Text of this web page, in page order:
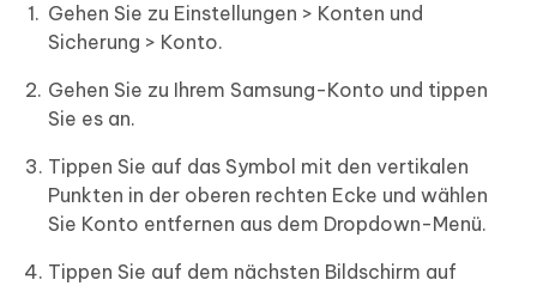
Gehen Sie zu Einstellungen > Konten und
Sicherung > Konto.
Gehen Sie zu Ihrem Samsung-Konto und tippen
Sie es an.
Tippen Sie auf das Symbol mit den vertikalen
Punkten in der oberen rechten Ecke und wählen
Sie Konto entfernen aus dem Dropdown-Menü.
Tippen Sie auf dem nächsten Bildschirm auf